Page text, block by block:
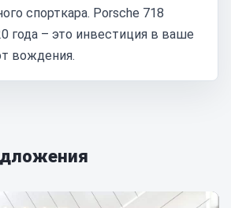
спорткара. Porsche 718
года – это инвестиция в ваше
вождения.